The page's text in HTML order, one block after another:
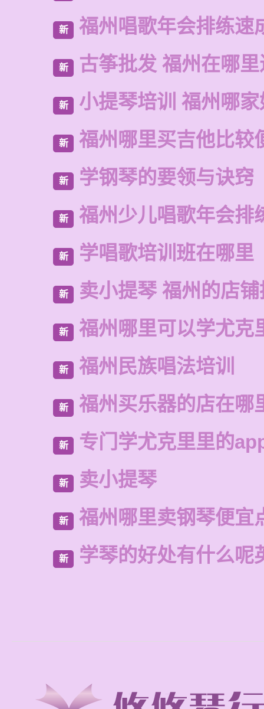
新 福州唱歌年会排练速
新 古筝批发 福州在哪
新 小提琴培训 福州哪
新 福州哪里买吉他比较
新 学钢琴的要领与诀窍
新 福州少儿唱歌年会排
新 学唱歌培训班在哪里
新 卖小提琴 福州的店
新 福州哪里可以学尤克
新 福州民族唱法培训
新 福州买乐器的店在哪
新 专门学尤克里里的
新 卖小提琴
新 福州哪里卖钢琴便宜
新 学琴的好处有什么呢